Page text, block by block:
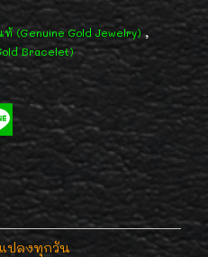
(Genuine Gold Jewelry),
Bracelet)
แปลงทุกวัน